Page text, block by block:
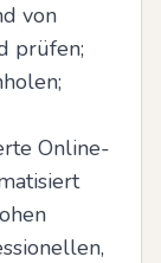
von
prüfen;
Online-